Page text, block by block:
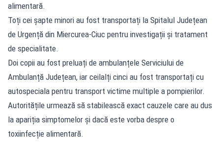
alimentară.
Toți cei șapte minori au fost transportați la Spitalul Județean
de Urgență din Miercurea-Ciuc pentru investigații și tratament
de specialitate.
Doi copii au fost preluați de ambulanțele Serviciului de
Ambulanță Județean, iar ceilalți cinci au fost transportați cu
autospeciala pentru transport victime multiple a pompierilor.
Autoritățile urmează să stabilească exact cauzele care au dus
la apariția simptomelor și dacă este vorba despre o
toxiinfecție alimentară.